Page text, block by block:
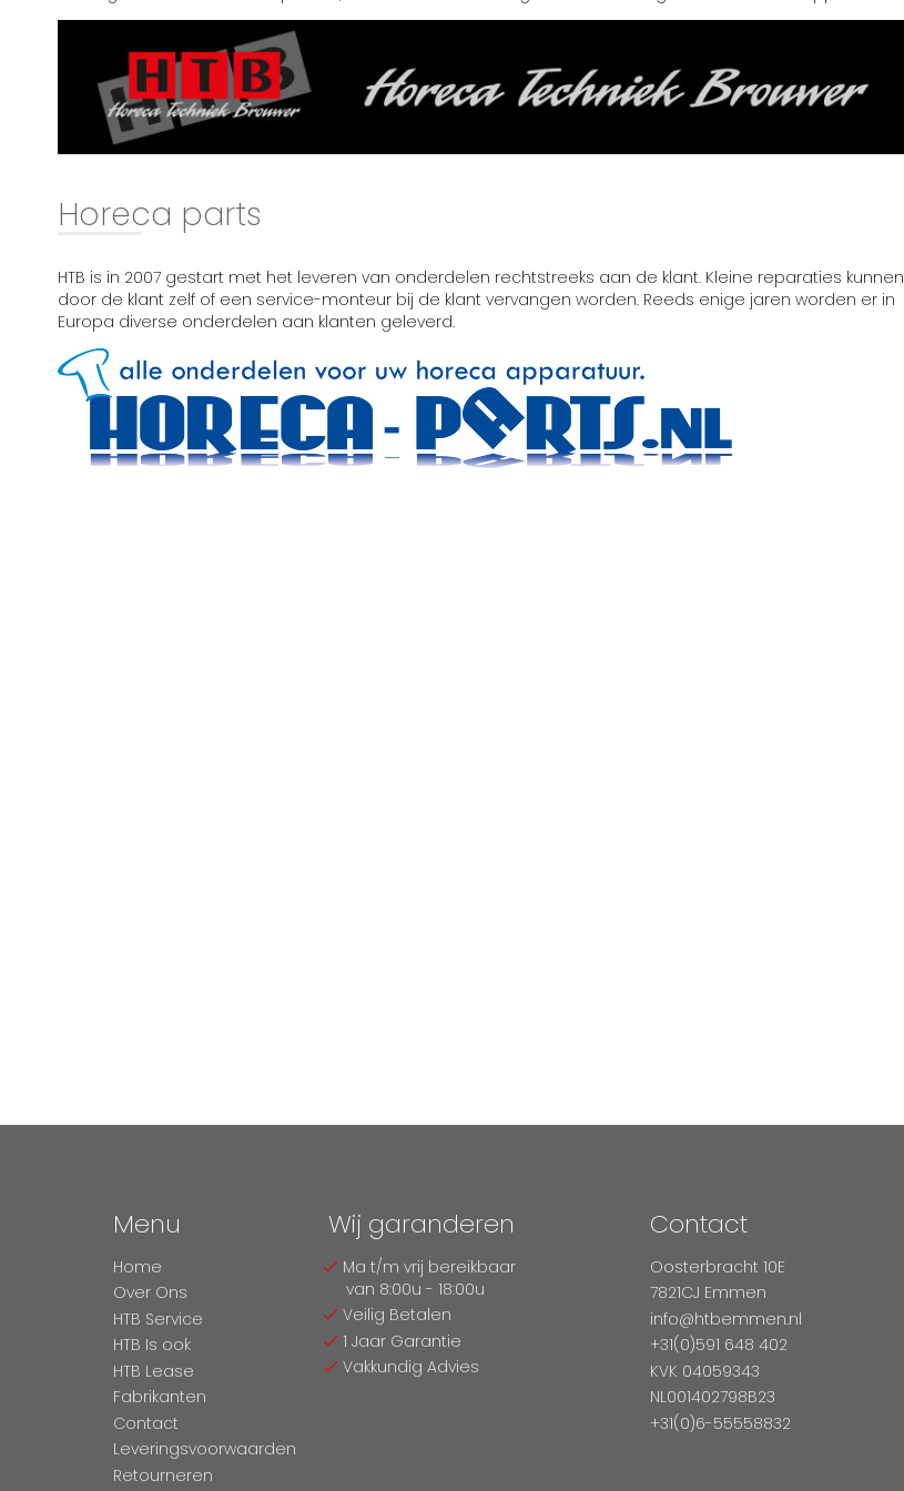
Horeca parts
HTB is in 2007 gestart met het leveren van onderdelen rechtstreeks aan de klant. Kleine reparaties kunnen
door de klant zelf of een service-monteur bij de klant vervangen worden. Reeds enige jaren worden er in
Europa diverse onderdelen aan klanten geleverd.
Menu
Home
Over Ons
HTB Service
HTB Is ook
HTB Lease
Fabrikanten
Contact
Leveringsvoorwaarden
Retourneren
Wij garanderen
Ma t/m vrij bereikbaar
van 8:00u - 18:00u
Veilig Betalen
1 Jaar Garantie
Vakkundig Advies
Contact
Oosterbracht 10E
7821CJ Emmen
info@htbemmen.nl
+31(0)591 648 402
KVK 04059343
NL001402798B23
+31(0)6-55558832